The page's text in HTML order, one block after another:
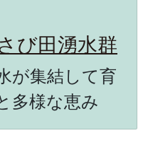
び田湧水群
が集結して育
多様な恵み